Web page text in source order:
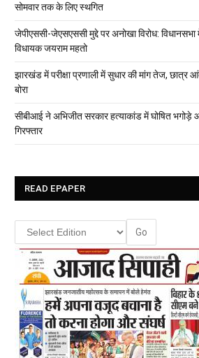
सोमवार तक के लिए स्थगित
जेपीएससी-जेएसएससी मुद्दे पर अनोखा विरोध:
विधायक जयराम महतो
झारखंड में परीक्षा प्रणाली में सुधार की मांग तेज, छात्र
बोरा
सीबीआई ने अभिजीत सरकार हत्याकांड में घोषित भगोड़े
गिरफ्तार
READ EPAPER